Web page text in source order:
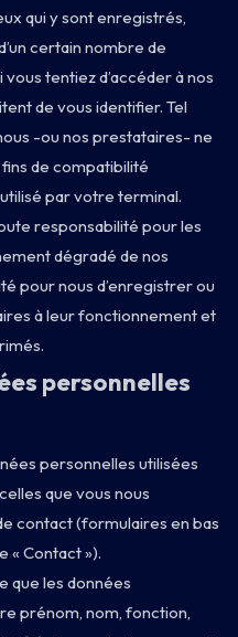
qui y sont enregistrés,
certain nombre de
tentiez d’accéder à nos
de vous identifier. Tel
-ou nos prestataires- ne
de compatibilité
par votre terminal.
responsabilité pour les
dégradé de nos
pour nous d’enregistrer ou
à leur fonctionnement et
personnelles
personnelles utilisées
que vous nous
contact (formulaires en bas
« Contact »).
que les données
prénom, nom, fonction,